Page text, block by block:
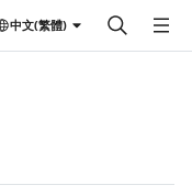
中文(繁體)